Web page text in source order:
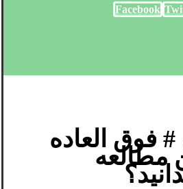
Facebook
فوق العاده
مطالعه